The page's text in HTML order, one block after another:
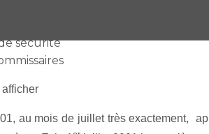
sécurité
au mois de juillet très exactement,